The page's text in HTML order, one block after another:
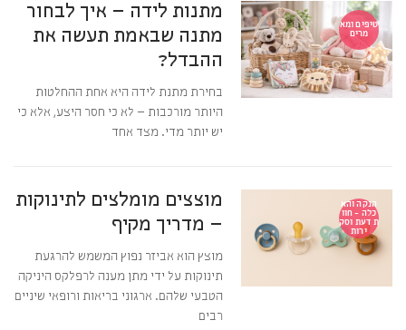
טיפים ומא
מרים
מתנות לידה – איך לבחור
מתנה שבאמת תעשה את
ההבדל?
בחירת מתנת לידה היא אחת ההחלטות
היותר מורכבות – לא כי חסר היצע, אלא כי
יש יותר מדי. מצד אחד
הנקה והא
כלה - חוו
ת דעת וסק
ירות
מוצצים מומלצים לתינוקות
– מדריך מקיף
מוצץ הוא אביזר נפוץ המשמש להרגעת
תינוקות על ידי מתן מענה לרפלקס היניקה
הטבעי שלהם. ארגוני בריאות ורופאי שיניים
רבים